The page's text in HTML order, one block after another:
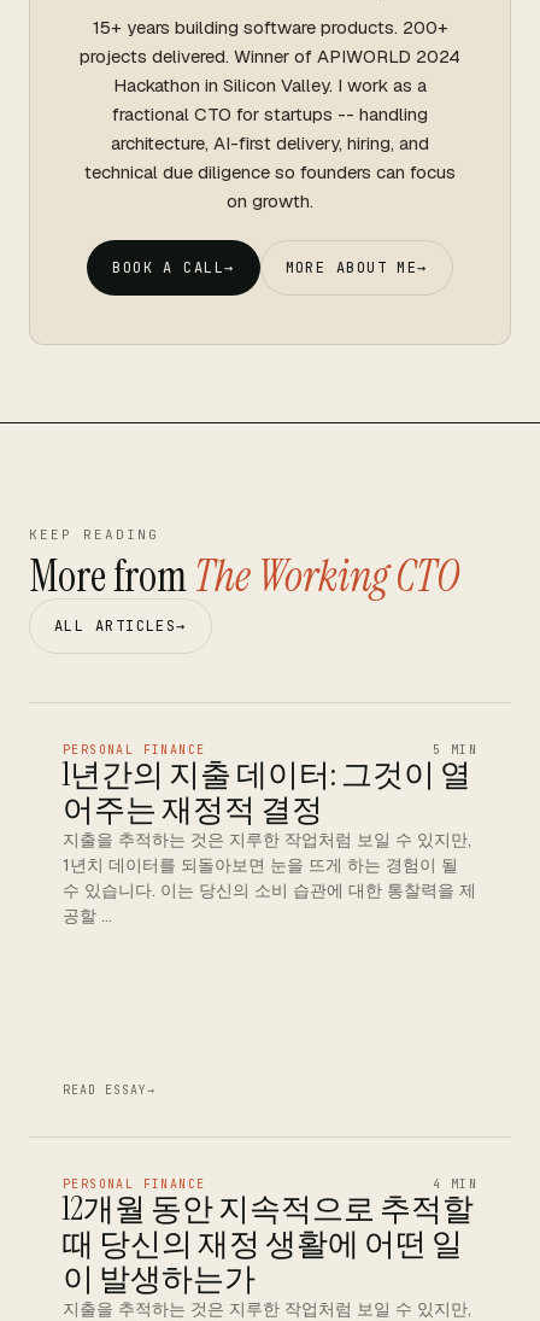
15+ years building software products. 200+
projects delivered. Winner of APIWORLD 2024
Hackathon in Silicon Valley. I work as a
fractional CTO for startups -- handling
architecture, AI-first delivery, hiring, and
technical due diligence so founders can focus
on growth.
BOOK A CALL→ MORE ABOUT ME→
KEEP READING
More fromThe Working CTO
ALL ARTICLES→
PERSONAL FINANCE 5 MIN
1년간의 지출 데이터: 그것이 열
어주는 재정적 결정
지출을 추적하는 것은 지루한 작업처럼 보일 수 있지만,
1년치 데이터를 되돌아보면 눈을 뜨게 하는 경험이 될
수 있습니다. 이는 당신의 소비 습관에 대한 통찰력을 제
공할 …
READ ESSAY→
PERSONAL FINANCE 4 MIN
12개월 동안 지속적으로 추적할
때 당신의 재정 생활에 어떤 일
이 발생하는가
지출을 추적하는 것은 지루한 작업처럼 보일 수 있지만,